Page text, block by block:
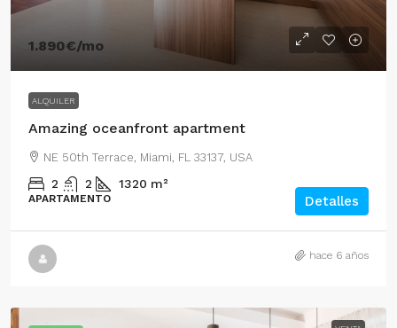
1.890€/mo
ALQUILER
Amazing oceanfront apartment
NE 50th Terrace, Miami, FL 33137, USA
2 2 1320 m²
APARTAMENTO Detalles
hace 6 años